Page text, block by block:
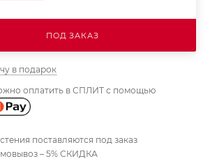
ПОД ЗАКАЗ
в подарок
оплатить в СПЛИТ с помощью
поставляются под заказ
– 5% СКИДКА